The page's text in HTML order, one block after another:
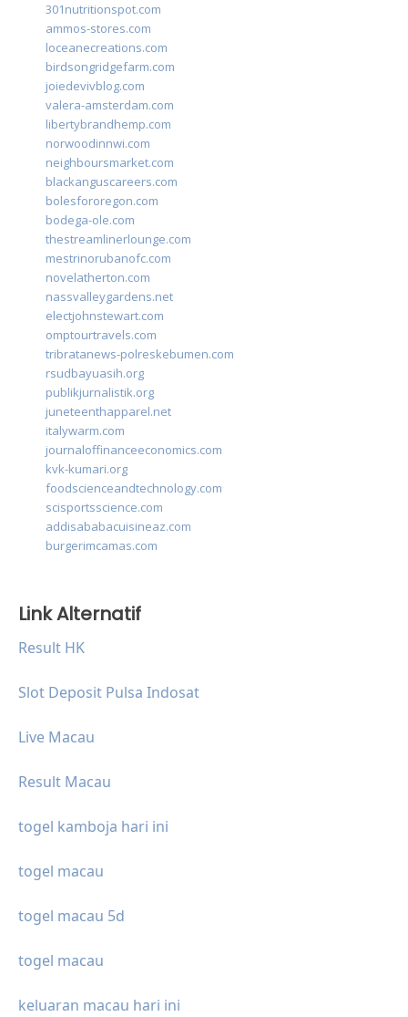
301nutritionspot.com
ammos-stores.com
loceanecreations.com
birdsongridgefarm.com
joiedevivblog.com
valera-amsterdam.com
libertybrandhemp.com
norwoodinnwi.com
neighboursmarket.com
blackanguscareers.com
bolesfororegon.com
bodega-ole.com
thestreamlinerlounge.com
mestrinorubanofc.com
novelatherton.com
nassvalleygardens.net
electjohnstewart.com
omptourtravels.com
tribratanews-polreskebumen.com
rsudbayuasih.org
publikjurnalistik.org
juneteenthapparel.net
italywarm.com
journaloffinanceeconomics.com
kvk-kumari.org
foodscienceandtechnology.com
scisportsscience.com
addisababacuisineaz.com
burgerimcamas.com
Link Alternatif
Result HK
Slot Deposit Pulsa Indosat
Live Macau
Result Macau
togel kamboja hari ini
togel macau
togel macau 5d
togel macau
keluaran macau hari ini